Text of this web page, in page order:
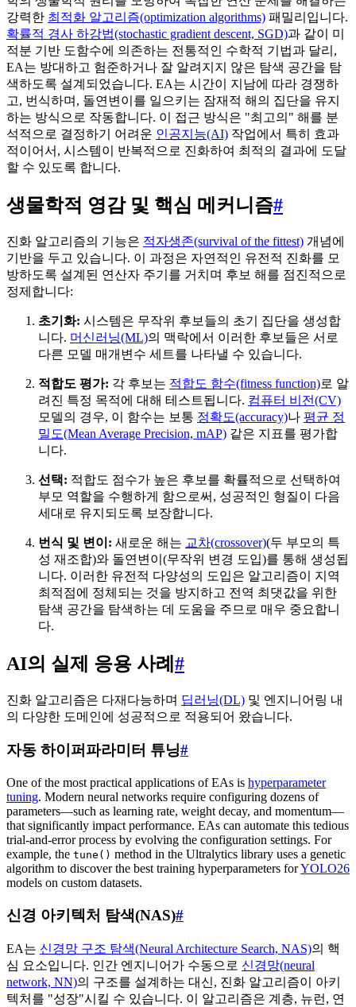
강력한 최적화 알고리즘(optimization algorithms) 패밀리입니다.
확률적 경사 하강법(stochastic gradient descent, SGD)과 같이 미
적분 기반 도함수에 의존하는 전통적인 수학적 기법과 달리,
EA는 방대하고 험준하거나 잘 알려지지 않은 탐색 공간을 탐
색하도록 설계되었습니다. EA는 시간이 지남에 따라 경쟁하
고, 번식하며, 돌연변이를 일으키는 잠재적 해의 집단을 유지
하는 방식으로 작동합니다. 이 접근 방식은 "최고의" 해를 분
석적으로 결정하기 어려운 인공지능(AI) 작업에서 특히 효과
적이어서, 시스템이 반복적으로 진화하여 최적의 결과에 도달
할 수 있도록 합니다.
생물학적 영감 및 핵심 메커니즘#
진화 알고리즘의 기능은 적자생존(survival of the fittest) 개념에
기반을 두고 있습니다. 이 과정은 자연적인 유전적 진화를 모
방하도록 설계된 연산자 주기를 거치며 후보 해를 점진적으로
정제합니다:
초기화: 시스템은 무작위 후보들의 초기 집단을 생성합
니다. 머신러닝(ML)의 맥락에서 이러한 후보들은 서로
다른 모델 매개변수 세트를 나타낼 수 있습니다.
적합도 평가: 각 후보는 적합도 함수(fitness function)로 알
려진 특정 목적에 대해 테스트됩니다. 컴퓨터 비전(CV)
모델의 경우, 이 함수는 보통 정확도(accuracy)나 평균 정
밀도(Mean Average Precision, mAP) 같은 지표를 평가합
니다.
선택: 적합도 점수가 높은 후보를 확률적으로 선택하여
부모 역할을 수행하게 함으로써, 성공적인 형질이 다음
세대로 유지되도록 보장합니다.
번식 및 변이: 새로운 해는 교차(crossover)(두 부모의 특
성 재조합)와 돌연변이(무작위 변경 도입)를 통해 생성됩
니다. 이러한 유전적 다양성의 도입은 알고리즘이 지역
최적점에 정체되는 것을 방지하고 전역 최댓값을 위한
탐색 공간을 탐색하는 데 도움을 주므로 매우 중요합니
다.
AI의 실제 응용 사례 #
진화 알고리즘은 다재다능하며 딥러닝(DL) 및 엔지니어링 내
의 다양한 도메인에 성공적으로 적용되어 왔습니다.
자동 하이퍼파라미터 튜닝#
One of the most practical applications of EAs is hyperparameter
tuning. Modern neural networks require configuring dozens of
parameters—such as learning rate, weight decay, and momentum—
that significantly impact performance. EAs can automate this tedious
trial-and-error process by evolving the configuration settings. For
example, the tune() method in the Ultralytics library uses a genetic
algorithm to discover the best training hyperparameters forYOLO26
models on custom datasets.
신경 아키텍처 탐색(NAS)#
EA는 신경망 구조 탐색(Neural Architecture Search, NAS)의 핵
심 요소입니다. 인간 엔지니어가 수동으로 신경망(neural
network, NN)의 구조를 설계하는 대신, 진화 알고리즘이 아키
텍처를 "성장"시킬 수 있습니다. 이 알고리즘은 계층, 뉴런, 연